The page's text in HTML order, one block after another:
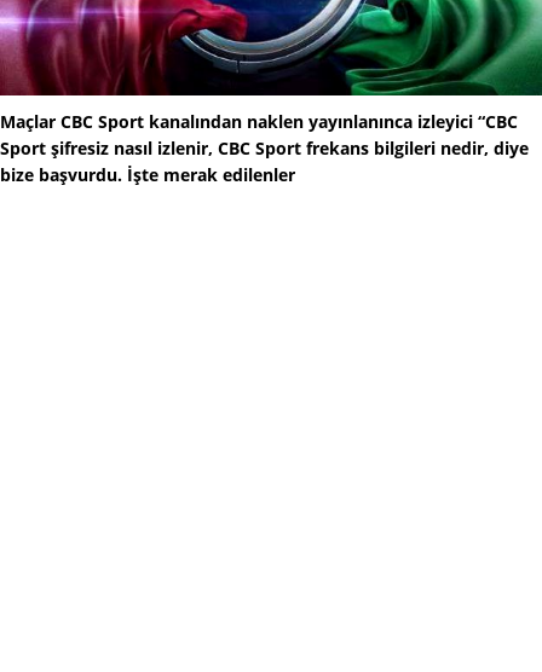
Maçlar CBC Sport kanalından naklen yayınlanınca izleyici “CBC
Sport şifresiz nasıl izlenir, CBC Sport frekans bilgileri nedir, diye
bize başvurdu. İşte merak edilenler